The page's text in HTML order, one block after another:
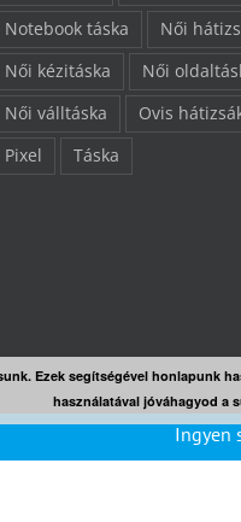
Notebook táska
Női
Női kézitáska
Női
Női válltáska
Ovis
Pixel
Táska
Ingyen
Ezek segítségével
használatával jóváhagyod a